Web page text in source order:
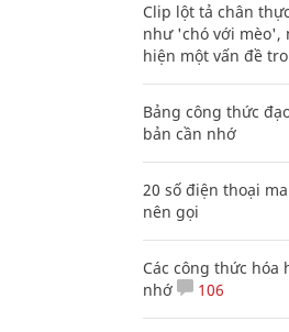
Clip lột tả chân
như 'chó với mèo',
hiện một vấn đề
Bảng công thức
bản cần nhớ
20 số điện thoại
nên gọi
Các công thức hóa
nhớ
106